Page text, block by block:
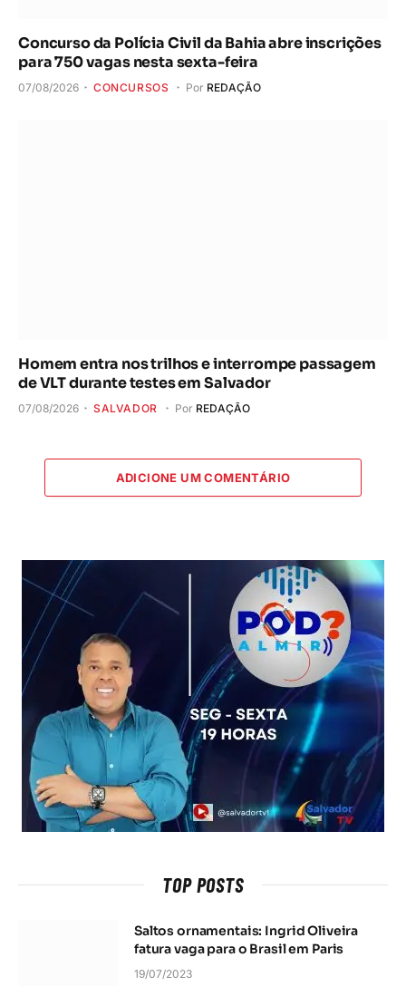
Concurso da Polícia Civil da Bahia abre inscrições
para 750 vagas nesta sexta-feira
07/08/2026 CONCURSOS Por REDAÇÃO
Homem entra nos trilhos e interrompe passagem
de VLT durante testes em Salvador
07/08/2026 SALVADOR Por REDAÇÃO
ADICIONE UM COMENTÁRIO
TOP POSTS
Saltos ornamentais: Ingrid Oliveira
fatura vaga para o Brasil em Paris
19/07/2023